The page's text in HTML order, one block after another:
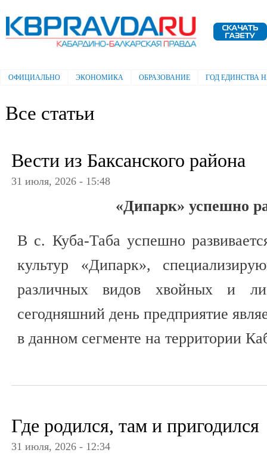
Электронная газета "Кабардино-
Балкарская правда"
Главное меню
ОФИЦИАЛЬНО ЭКОНОМИКА ОБРАЗОВАНИЕ ГОД ЕДИНСТВА
Все статьи
Вести из Баксанского района
31 июля, 2026 - 15:48
«Дипарк» успешно
В с. Куба-Таба успешно
культур «Дипарк»,
различных видов хвойных и
сегодняшний день предприятие
в данном сегменте на территории
Где родился, там и пригодился
31 июля, 2026 - 12:34